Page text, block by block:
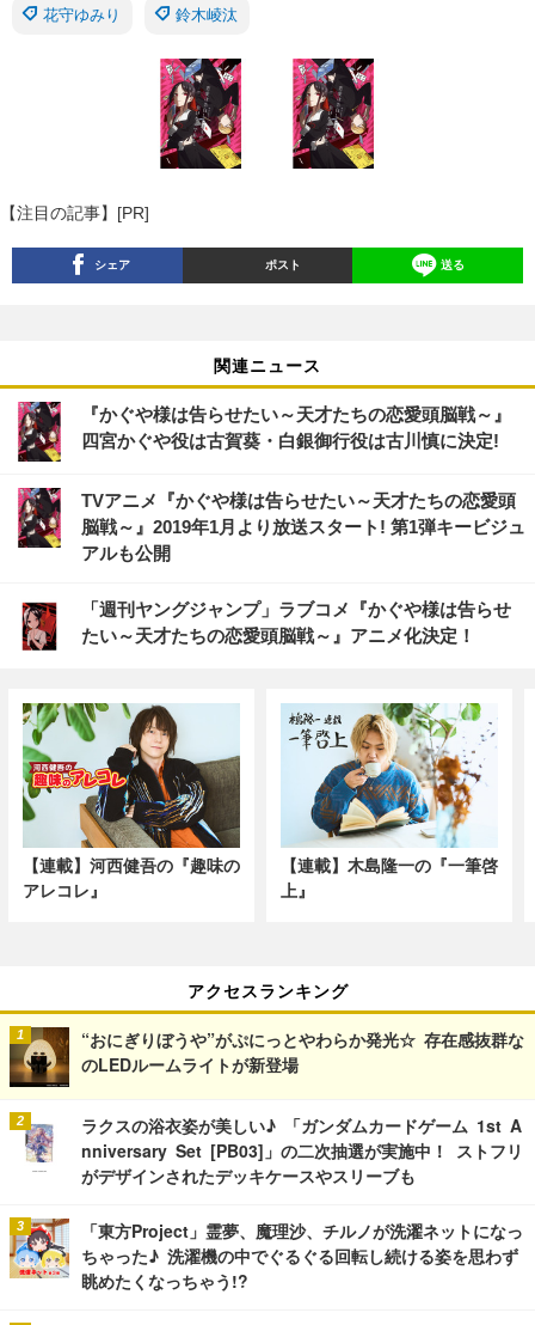
花守ゆみり 鈴木崚汰
【注目の記事】[PR]
シェア ポスト 送る
関連ニュース
『かぐや様は告らせたい～天才たちの恋愛頭脳戦～』
四宮かぐや役は古賀葵・白銀御行役は古川慎に決定!
TVアニメ『かぐや様は告らせたい～天才たちの恋愛頭
脳戦～』2019年1月より放送スタート! 第1弾キービジュ
アルも公開
「週刊ヤングジャンプ」ラブコメ『かぐや様は告らせ
たい～天才たちの恋愛頭脳戦～』アニメ化決定！
【連載】河西健吾の『趣味の
アレコレ』
【連載】木島隆一の『一筆啓
上』
アクセスランキング
“おにぎりぼうや”がぷにっとやわらか発光☆ 存在感抜群な
のLEDルームライトが新登場
ラクスの浴衣姿が美しい♪ 「ガンダムカードゲーム 1st A
nniversary Set [PB03]」の二次抽選が実施中！ ストフリ
がデザインされたデッキケースやスリーブも
「東方Project」霊夢、魔理沙、チルノが洗濯ネットになっ
ちゃった♪ 洗濯機の中でぐるぐる回転し続ける姿を思わず
眺めたくなっちゃう!?